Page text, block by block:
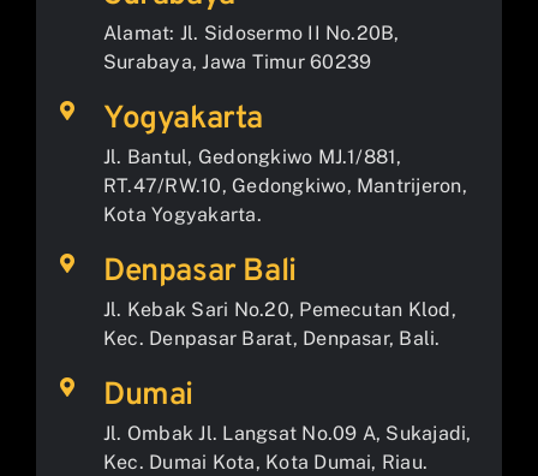
Alamat: Jl. Sidosermo II No.20B,
Surabaya, Jawa Timur 60239
Yogyakarta
Jl. Bantul, Gedongkiwo MJ.1/881,
RT.47/RW.10, Gedongkiwo, Mantrijeron,
Kota Yogyakarta.
Denpasar Bali
Jl. Kebak Sari No.20, Pemecutan Klod,
Kec. Denpasar Barat, Denpasar, Bali.
Dumai
Jl. Ombak Jl. Langsat No.09 A, Sukajadi,
Kec. Dumai Kota, Kota Dumai, Riau.